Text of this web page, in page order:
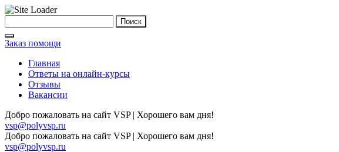
to
content
Заказ помощи
Главная
Ответы на онлайн-курсы
Отзывы
Вакансии
Добро пожаловать на сайт VSP | Хорошего вам дня!
vsp@polyvsp.ru
Добро пожаловать на сайт VSP | Хорошего вам дня!
vsp@polyvsp.ru